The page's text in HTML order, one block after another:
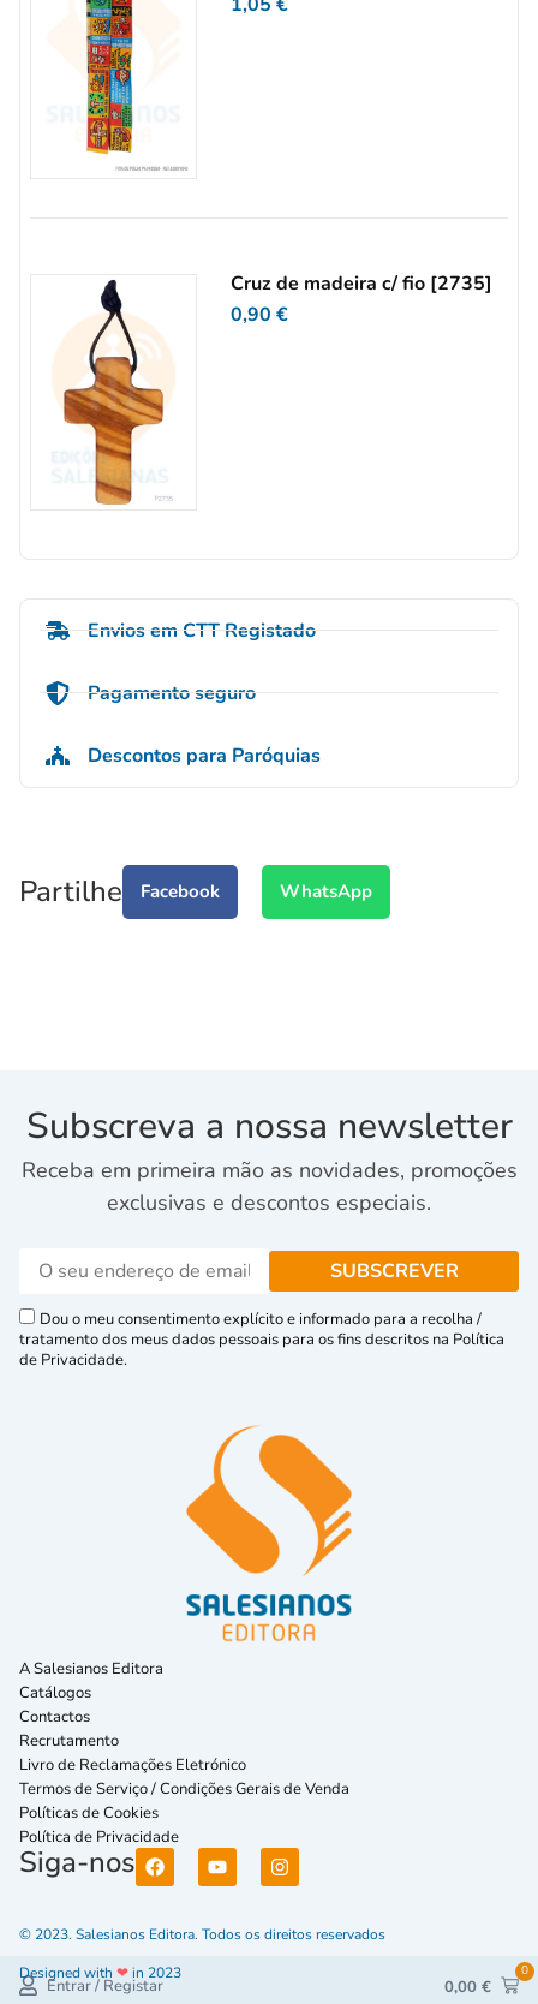
Cruz de madeira c/ fio [2735]
0,90€
Envios em CTT Registado
Pagamento seguro
Descontos para Paróquias
Partilhe Facebook WhatsApp
Entrar / Registar 0,00 €
0
Subscreva a nossa newsletter
Receba em primeira mão as novidades, promoções
exclusivas e descontos especiais.
Dou o meu consentimento explícito e informado para a recolha /
tratamento dos meus dados pessoais para os fins descritos na Política
de Privacidade.
A Salesianos Editora
Catálogos
Contactos
Recrutamento
Livro de Reclamações Eletrónico
Termos de Serviço / Condições Gerais de Venda
Políticas de Cookies
Política de Privacidade
Siga-nos
© 2023. Salesianos Editora. Todos os direitos reservados
Designed with ❤in 2023